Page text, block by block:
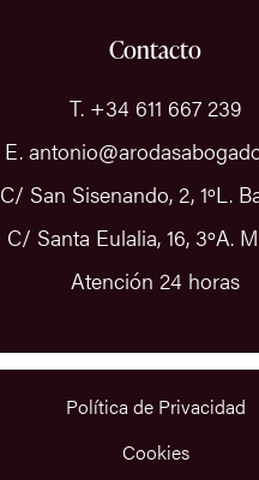
Contacto
T. +34 611 667 239
E.
C/ San Sisenando, 2, 1ºL.
C/ Santa Eulalia, 16, 3ºA.
Atención 24 horas
Política de Privacidad
Cookies